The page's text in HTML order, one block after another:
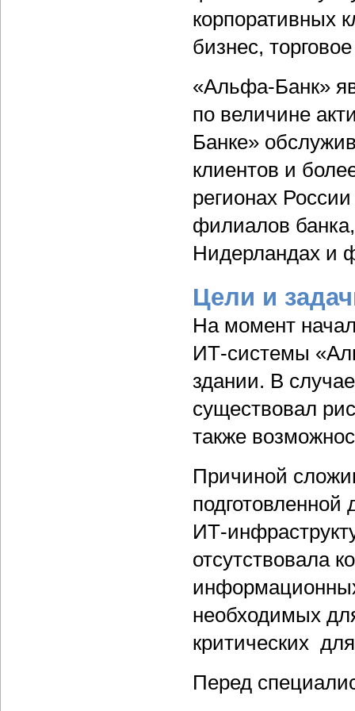
корпоративных
бизнес,
«Альфа-Банк»
по величине
Банке»
клиентов и
регионах
филиалов
Нидерландах и
Цели и
На момент
ИТ-системы
здании. В
существовал
также
Причиной
ИТ-
отсутствовала
необходимых
критических
Перед